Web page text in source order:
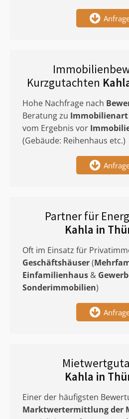
Kurzgutachten
Hohe Nachfrage nach
Beratung zu Immobilienart
vom Ergebnis vor
(Gebäude: Reihenhaus etc.)
Partner für
Kahla in
Oft im Einsatz für
Geschäftshäuser(
Einfamilienhaus &
Sonderimmobilien)
Kahla in
Einer der häufigsten
Marktwertermittlungder